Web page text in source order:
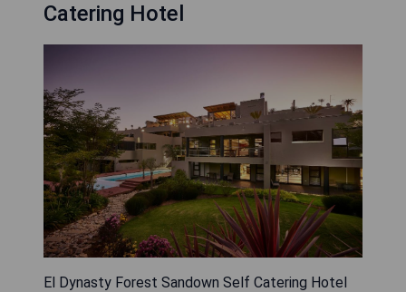
Catering Hotel
El Dynasty Forest Sandown Self Catering Hotel